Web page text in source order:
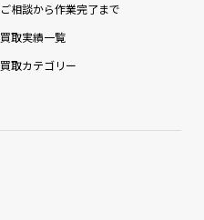
ご相談から作業完了まで
買取実績一覧
買取カテゴリー